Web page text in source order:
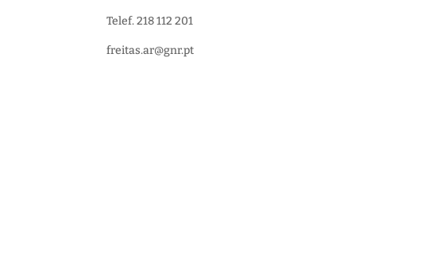
Telef. 218 112 201
freitas.ar@gnr.pt